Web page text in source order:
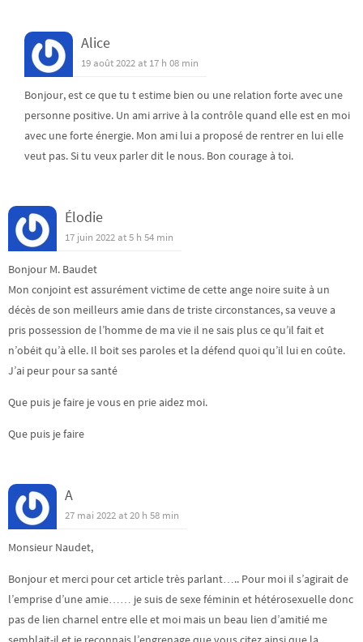
Alice
19 août 2022 at 17 h 08 min
Bonjour, est ce que tu t estime bien ou une relation forte avec une
personne positive. Un ami arrive à la contrôle quand elle est en moi
avec une forte énergie. Mon ami lui a proposé de rentrer en lui elle
veut pas. Si tu veux parler dit le nous. Bon courage à toi.
Élodie
17 juin 2022 at 5 h 54 min
Bonjour M. Baudet
Mon conjoint est assurément victime de cette ange noire suite à un
décès de son meilleurs amie dans de triste circonstances, sa veuve a
pris possession de l’homme de ma vie il ne sais plus ce qu’il fait et
n’obéit qu’à elle. Il boit ses paroles et la défend quoi qu’il lui en coûte.
J’ai peur pour sa santé
Que puis je faire je vous en prie aidez moi.
Que puis je faire
A
27 mai 2022 at 20 h 58 min
Monsieur Naudet,
Bonjour et merci pour cet article très parlant….. Pour moi il s’agirait de
l’emprise d’une amie…… je suis de sexe féminin et hétérosexuelle donc
pas de lien charnel entre elle et moi mais un beau lien d’amitié me